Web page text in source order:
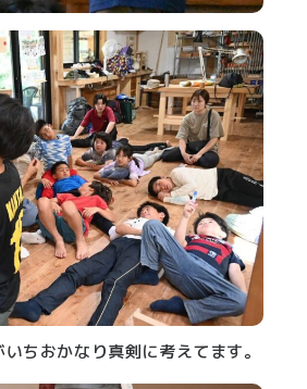
ちおかなり真剣に考えてます。